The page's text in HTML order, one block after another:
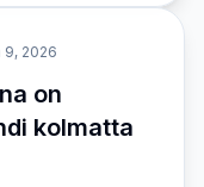
9, 2026
on
kolmatta